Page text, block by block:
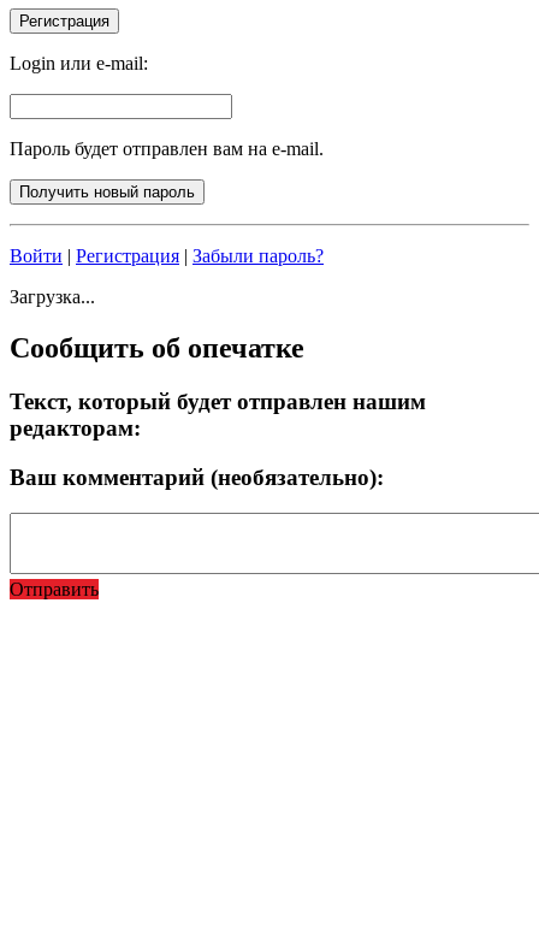
Login или e-mail:
Пароль будет отправлен вам на e-mail.
Войти | Регистрация | Забыли пароль?
Загрузка...
Сообщить об опечатке
Текст, который будет отправлен нашим
редакторам:
Ваш комментарий (необязательно):
Отправить